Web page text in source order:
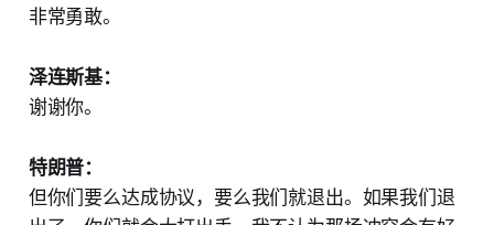
非常勇敢。
泽连斯基：
谢谢你。
特朗普：
但你们要么达成协议，要么我们就退出。如果我们退